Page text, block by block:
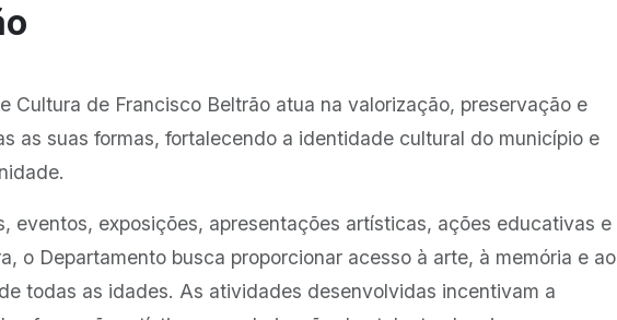
Cultura de Francisco Beltrão atua na valorização, preservação e
as suas formas, fortalecendo a identidade cultural do município e
eventos, exposições, apresentações artísticas, ações educativas e
o Departamento busca proporcionar acesso à arte, à memória e ao
todas as idades. As atividades desenvolvidas incentivam a